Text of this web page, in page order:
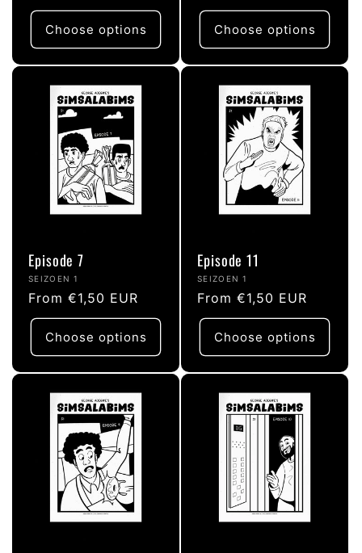
price
Choose options
price
Choose options
Episode 7
Vendor:
SEIZOEN 1
Regular
price
From €1,50 EUR
Choose options
Episode 11
Vendor:
SEIZOEN 1
Regular
price
From €1,50 EUR
Choose options